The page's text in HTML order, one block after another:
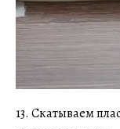
13. Скатываем